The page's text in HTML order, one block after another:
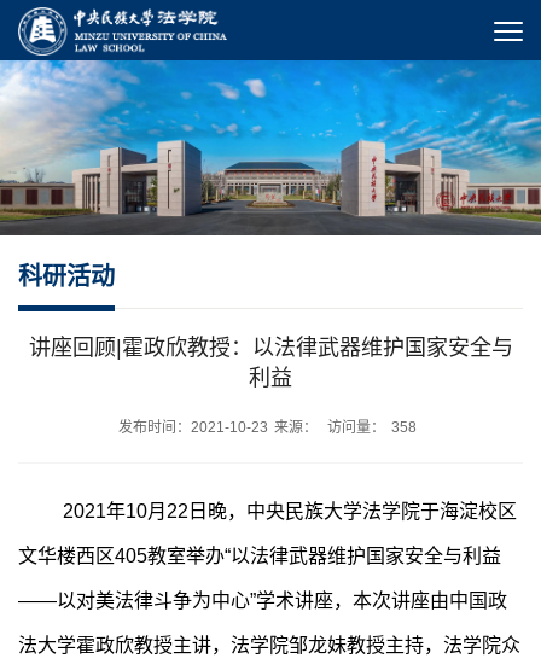
科研活动
讲座回顾|霍政欣教授：以法律武器维护国家安全与
利益
发布时间：2021-10-23 来源： 访问量： 358
2021年10月22日晚，中央民族大学法学院于海淀校区
文华楼西区405教室举办“以法律武器维护国家安全与利益
——以对美法律斗争为中心”学术讲座，本次讲座由中国政
法大学霍政欣教授主讲，法学院邹龙妹教授主持，法学院众